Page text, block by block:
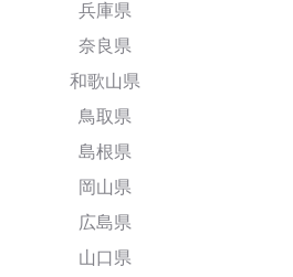
兵庫県
奈良県
和歌山県
鳥取県
島根県
岡山県
広島県
山口県